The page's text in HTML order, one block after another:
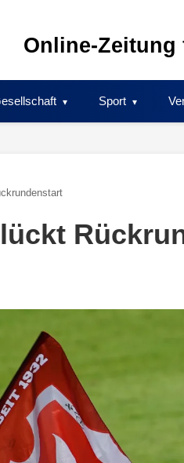
Online-
Sport